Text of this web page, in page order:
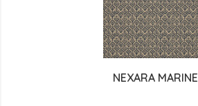
NEXARA MARINE